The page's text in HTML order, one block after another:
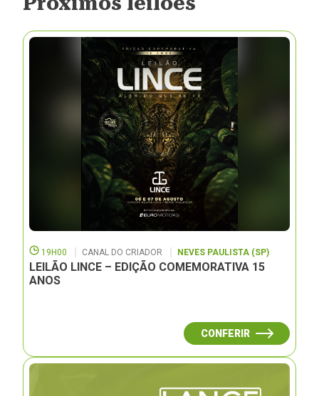
19H00 CANAL DO CRIADOR NEVES PAULISTA (SP)
LEILÃO LINCE – EDIÇÃO COMEMORATIVA 15
ANOS
CONFERIR